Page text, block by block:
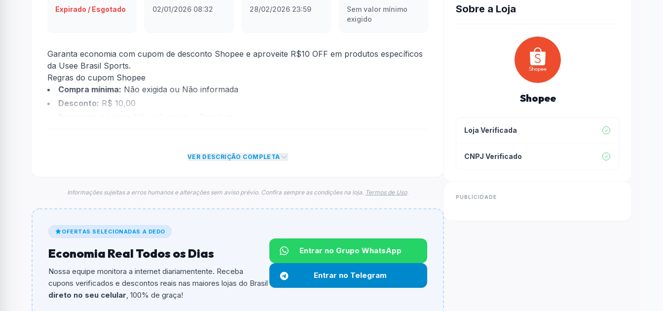
Expirado / Esgotado
02/01/2026 08:32
28/02/2026 23:59
Sem valor mínimo
exigido
Garanta economia com cupom de desconto Shopee e aproveite R$10 OFF em produtos específicos
da Usee Brasil Sports.
Regras do cupom Shopee
Compra mínima: Não exigida ou Não informada
Desconto: R$ 10,00
dará um desconto de R$ 10,00 no total do carrinho, não foram
econtradas informações sobre restrição de teto máximo para esse cupom.
O cupom dáR$ 10,00em compras.
Qual é o valor minimo de compra?
O valor minimo de compra é Não exigido ou Não informado.
Qual é o desconto máximo?
Não informado ou sem limite.
VER DESCRIÇÃO COMPLETA
Informações sujeitas a erros humanos e alterações sem aviso prévio. Confira sempre as condições na loja. Termos de Uso.
OFERTAS SELECIONADAS A DEDO
Economia Real Todos os Dias
Nossa equipe monitora a internet diariamentente. Receba
cupons verificados e descontos reais nas maiores lojas do Brasil
direto no seu celular, 100% de graça!
Entrar no Grupo WhatsApp
Entrar no Telegram
Sobre a Loja
Shopee
Loja Verificada
CNPJ Verificado
PUBLICIDADE